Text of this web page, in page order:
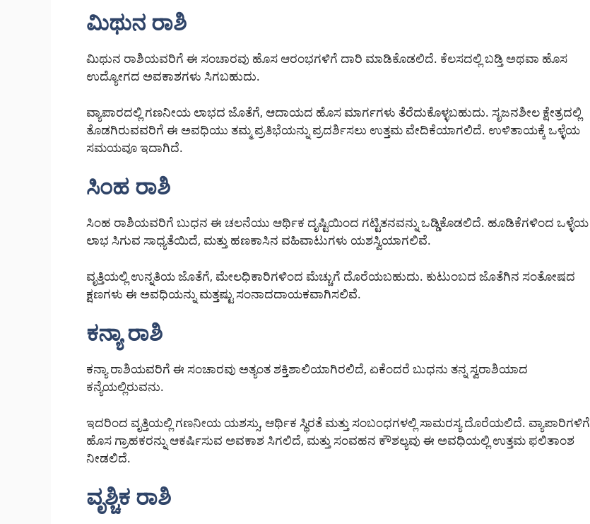
ಮಿಥುನ ರಾಶಿ
ಮಿಥುನ ರಾಶಿಯವರಿಗೆ ಈ ಸಂಚಾರವು ಹೊಸ ಆರಂಭಗಳಿಗೆ ದಾರಿ ಮಾಡಿಕೊಡಲಿದೆ. ಕೆಲಸದಲ್ಲಿ ಬಡ್ತಿ ಅಥವಾ ಹೊಸ
ಉದ್ಯೋಗದ ಅವಕಾಶಗಳು ಸಿಗಬಹುದು.
ವ್ಯಾಪಾರದಲ್ಲಿ ಗಣನೀಯ ಲಾಭದ ಜೊತೆಗೆ, ಆದಾಯದ ಹೊಸ ಮಾರ್ಗಗಳು ತೆರೆದುಕೊಳ್ಳಬಹುದು. ಸೃಜನಶೀಲ ಕ್ಷೇತ್ರದಲ್ಲಿ
ತೊಡಗಿರುವವರಿಗೆ ಈ ಅವಧಿಯು ತಮ್ಮ ಪ್ರತಿಭೆಯನ್ನು ಪ್ರದರ್ಶಿಸಲು ಉತ್ತಮ ವೇದಿಕೆಯಾಗಲಿದೆ. ಉಳಿತಾಯಕ್ಕೆ ಒಳ್ಳೆಯ
ಸಮಯವೂ ಇದಾಗಿದೆ.
ಸಿಂಹ ರಾಶಿ
ಸಿಂಹ ರಾಶಿಯವರಿಗೆ ಬುಧನ ಈ ಚಲನೆಯು ಆರ್ಥಿಕ ದೃಷ್ಟಿಯಿಂದ ಗಟ್ಟಿತನವನ್ನು ಒಡ್ಡಿಕೊಡಲಿದೆ. ಹೂಡಿಕೆಗಳಿಂದ ಒಳ್ಳೆಯ
ಲಾಭ ಸಿಗುವ ಸಾಧ್ಯತೆಯಿದೆ, ಮತ್ತು ಹಣಕಾಸಿನ ವಹಿವಾಟುಗಳು ಯಶಸ್ವಿಯಾಗಲಿವೆ.
ವೃತ್ತಿಯಲ್ಲಿ ಉನ್ನತಿಯ ಜೊತೆಗೆ, ಮೇಲಧಿಕಾರಿಗಳಿಂದ ಮೆಚ್ಚುಗೆ ದೊರೆಯಬಹುದು. ಕುಟುಂಬದ ಜೊತೆಗಿನ ಸಂತೋಷದ
ಕ್ಷಣಗಳು ಈ ಅವಧಿಯನ್ನು ಮತ್ತಷ್ಟು ಸಂನಾದದಾಯಕವಾಗಿಸಲಿವೆ.
ಕನ್ಯಾ ರಾಶಿ
ಕನ್ಯಾ ರಾಶಿಯವರಿಗೆ ಈ ಸಂಚಾರವು ಅತ್ಯಂತ ಶಕ್ತಿಶಾಲಿಯಾಗಿರಲಿದೆ, ಏಕೆಂದರೆ ಬುಧನು ತನ್ನ ಸ್ವರಾಶಿಯಾದ
ಕನ್ಯೆಯಲ್ಲಿರುವನು.
ಇದರಿಂದ ವೃತ್ತಿಯಲ್ಲಿ ಗಣನೀಯ ಯಶಸ್ಸು, ಆರ್ಥಿಕ ಸ್ಥಿರತೆ ಮತ್ತು ಸಂಬಂಧಗಳಲ್ಲಿ ಸಾಮರಸ್ಯ ದೊರೆಯಲಿದೆ. ವ್ಯಾಪಾರಿಗಳಿಗೆ
ಹೊಸ ಗ್ರಾಹಕರನ್ನು ಆಕರ್ಷಿಸುವ ಅವಕಾಶ ಸಿಗಲಿದೆ, ಮತ್ತು ಸಂವಹನ ಕೌಶಲ್ಯವು ಈ ಅವಧಿಯಲ್ಲಿ ಉತ್ತಮ ಫಲಿತಾಂಶ
ನೀಡಲಿದೆ.
ವೃಶ್ಚಿಕ ರಾಶಿ